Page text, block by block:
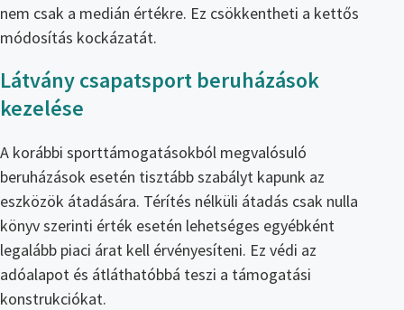
nem csak a medián értékre. Ez csökkentheti a kettős
módosítás kockázatát.
Látvány csapatsport beruházások
kezelése
A korábbi sporttámogatásokból megvalósuló
beruházások esetén tisztább szabályt kapunk az
eszközök átadására. Térítés nélküli átadás csak nulla
könyv szerinti érték esetén lehetséges egyébként
legalább piaci árat kell érvényesíteni. Ez védi az
adóalapot és átláthatóbbá teszi a támogatási
konstrukciókat.